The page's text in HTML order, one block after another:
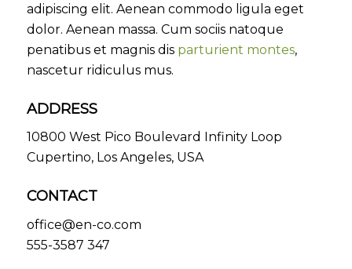
adipiscing elit. Aenean commodo ligula eget
dolor. Aenean massa. Cum sociis natoque
penatibus et magnis dis parturient montes,
nascetur ridiculus mus.
ADDRESS
10800 West Pico Boulevard Infinity Loop
Cupertino, Los Angeles, USA
CONTACT
office@en-co.com
555-3587 347